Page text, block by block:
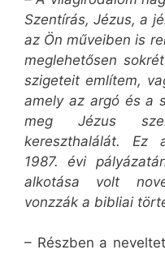
Szentírás, Jézus, a
az Ön műveiben is
meglehetősen
szigeteit említem,
amely az argó és a
meg Jézus
kereszthalálát. Ez
1987. évi
alkotása volt
vonzzák a bibliai
– Részben a